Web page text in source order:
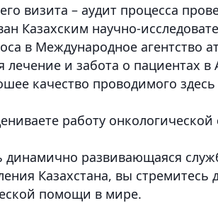
визита – аудит процесса
Казахским научно-
в Международное
лечение и забота о пациентах
качество проводимого
работу онкологической
динамично развивающаяся
Казахстана, вы
помощи в мире.